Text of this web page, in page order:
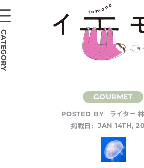
POSTED BY
ライター
掲載日: JAN 14TH,